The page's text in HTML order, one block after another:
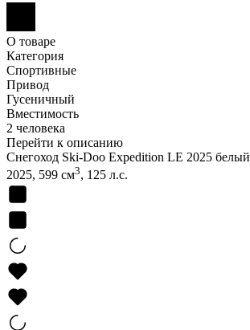
О товаре
Категория
Спортивные
Привод
Гусеничный
Вместимость
2 человека
Перейти к описанию
Снегоход Ski-Doo Expedition LE 2025 белый
2025, 599 см3, 125 л.с.